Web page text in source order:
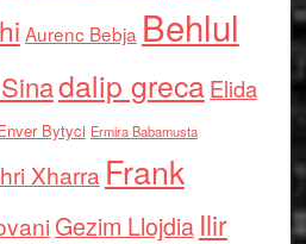
Aurenc Bebja Behlul
dalip grecaElida
Bytyci Ermira Babamusta
Xharra Frank
Gezim Llojdia Ilir